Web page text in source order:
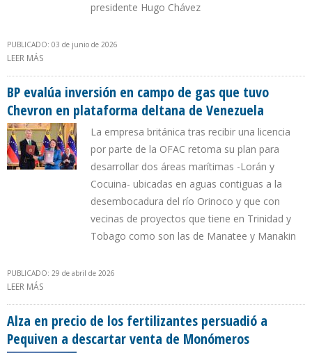
presidente Hugo Chávez
PUBLICADO: 03 de junio de 2026
LEER MÁS
BP evalúa inversión en campo de gas que tuvo
Chevron en plataforma deltana de Venezuela
La empresa británica tras recibir una licencia
por parte de la OFAC retoma su plan para
desarrollar dos áreas marítimas -Lorán y
Cocuina- ubicadas en aguas contiguas a la
desembocadura del río Orinoco y que con
vecinas de proyectos que tiene en Trinidad y
Tobago como son las de Manatee y Manakin
PUBLICADO: 29 de abril de 2026
LEER MÁS
Alza en precio de los fertilizantes persuadió a
Pequiven a descartar venta de Monómeros